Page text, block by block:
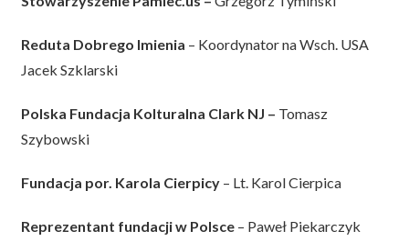
Reduta Dobrego Imienia – Koordynator na Wsch. USA
Jacek Szklarski
Polska Fundacja Kolturalna Clark NJ – Tomasz
Szybowski
Fundacja por. Karola Cierpicy – Lt. Karol Cierpica
Reprezentant fundacji w Polsce – Paweł Piekarczyk